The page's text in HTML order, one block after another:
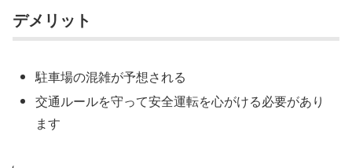
デメリット
駐車場の混雑が予想される
交通ルールを守って安全運転を心がける必要があり
ます